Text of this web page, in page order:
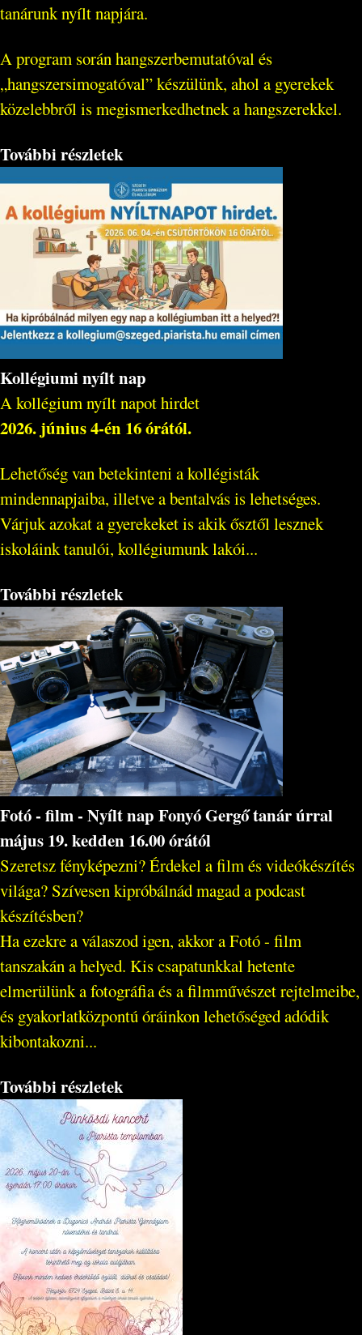
tanárunk nyílt napjára.
A program során hangszerbemutatóval és
„hangszersimogatóval” készülünk, ahol a gyerekek
közelebbről is megismerkedhetnek a hangszerekkel.
További részletek
Kollégiumi nyílt nap
A kollégium nyílt napot hirdet
2026. június 4-én 16 órától.
Lehetőség van betekinteni a kollégisták
mindennapjaiba, illetve a bentalvás is lehetséges.
Várjuk azokat a gyerekeket is akik ősztől lesznek
iskoláink tanulói, kollégiumunk lakói...
További részletek
Fotó - film - Nyílt nap Fonyó Gergő tanár úrral
május 19. kedden 16.00 órától
Szeretsz fényképezni? Érdekel a film és videókészítés
világa? Szívesen kipróbálnád magad a podcast
készítésben?
Ha ezekre a válaszod igen, akkor a Fotó - film
tanszakán a helyed. Kis csapatunkkal hetente
elmerülünk a fotográfia és a filmművészet rejtelmeibe,
és gyakorlatközpontú óráinkon lehetőséged adódik
kibontakozni...
További részletek